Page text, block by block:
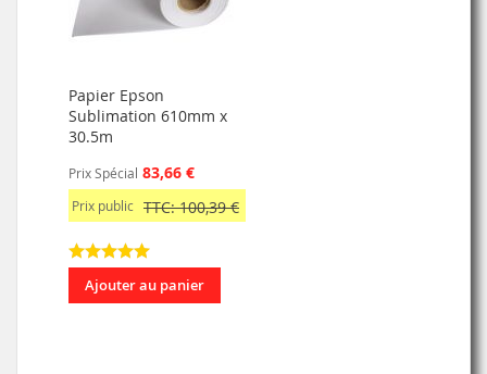
Papier Epson
Sublimation 610mm x
30.5m
Prix Spécial 83,66 €
Prix public TTC: 100,39 €
Ajouter au panier